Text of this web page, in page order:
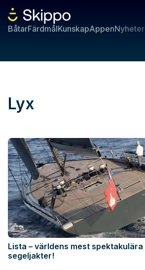
BåtarFärdmålKunskapAppenNyheter
Lyx
Lista – världens mest spektakulära
segeljakter!